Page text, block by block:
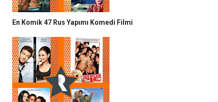
En Komik 47 Rus Yapımı Komedi Filmi